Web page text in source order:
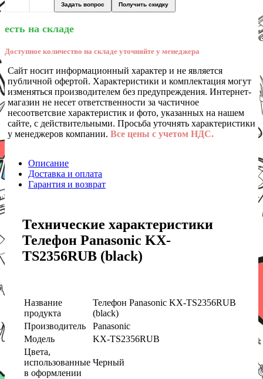
Задать вопрос Получить скидку
есть на складе
Доступное количество на складе уточняйте у менеджера
Сайт носит информационный характер и не является
публичной офертой. Характеристики и комплектация могут
изменяться производителем без предупреждения. Интернет-
магазин не несет ответственности за частичное
несоответсвие характеристик и фото, указанных на нашем
сайте, с действительными. Просьба уточнять характеристики
у менеджеров компании. Все цены с учетом НДС.
Описание
Доставка и оплата
Гарантия и возврат
Технические характеристики
Телефон Panasonic KX-
TS2356RUB (black)
Название
продукта
Телефон Panasonic KX-TS2356RUB
(black)
Производитель
Panasonic
Модель
KX-TS2356RUB
Цвета,
использованные
в оформлении
Черный